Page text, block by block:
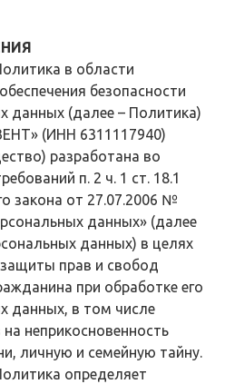
в области
безопасности
данных (далее – Политика)
(ИНН 6311117940)
разработана во
п. 2 ч. 1 ст. 18.1
закона от 27.07.2006 №
данных» (далее
данных) в целях
защиты прав и свобод
при обработке его
данных, в том числе
неприкосновенность
личную и семейную тайну.
определяет